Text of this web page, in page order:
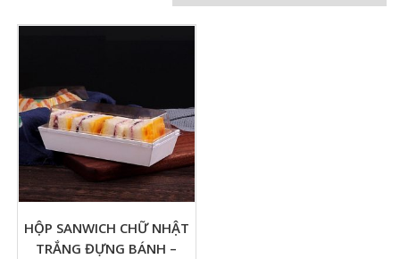
HỘP SANWICH CHỮ NHẬT
TRẮNG ĐỰNG BÁNH –